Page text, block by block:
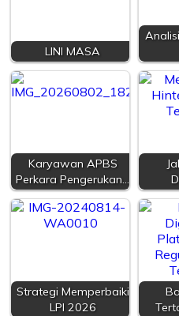
LINI MASA
Karyawan APBS
Perkara Pengerukan…
Strategi Memperbaiki
LPI 2026